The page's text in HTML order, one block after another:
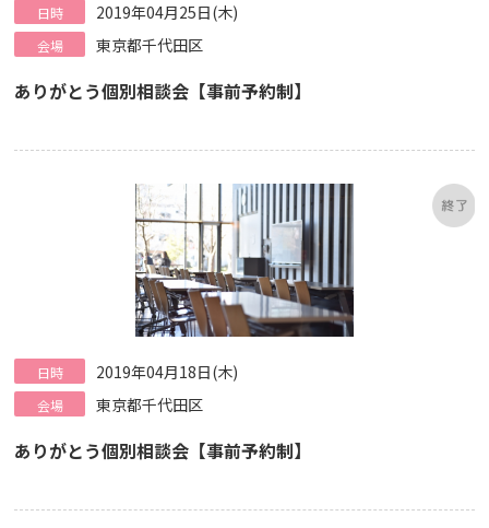
日時 2019年04月25日(木)
会場 東京都千代田区
ありがとう個別相談会【事前予約制】
日時 2019年04月18日(木)
会場 東京都千代田区
ありがとう個別相談会【事前予約制】